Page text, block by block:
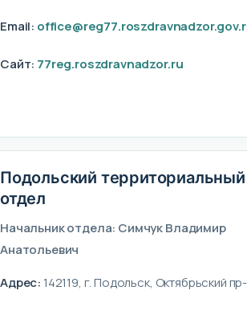
Email:
Сайт: 77reg.roszdravnadzor.ru
Подольский территориальный
отдел
Начальник отдела: Симчук Владимир
Анатольевич
Адрес:142119, г. Подольск, Октябрьский